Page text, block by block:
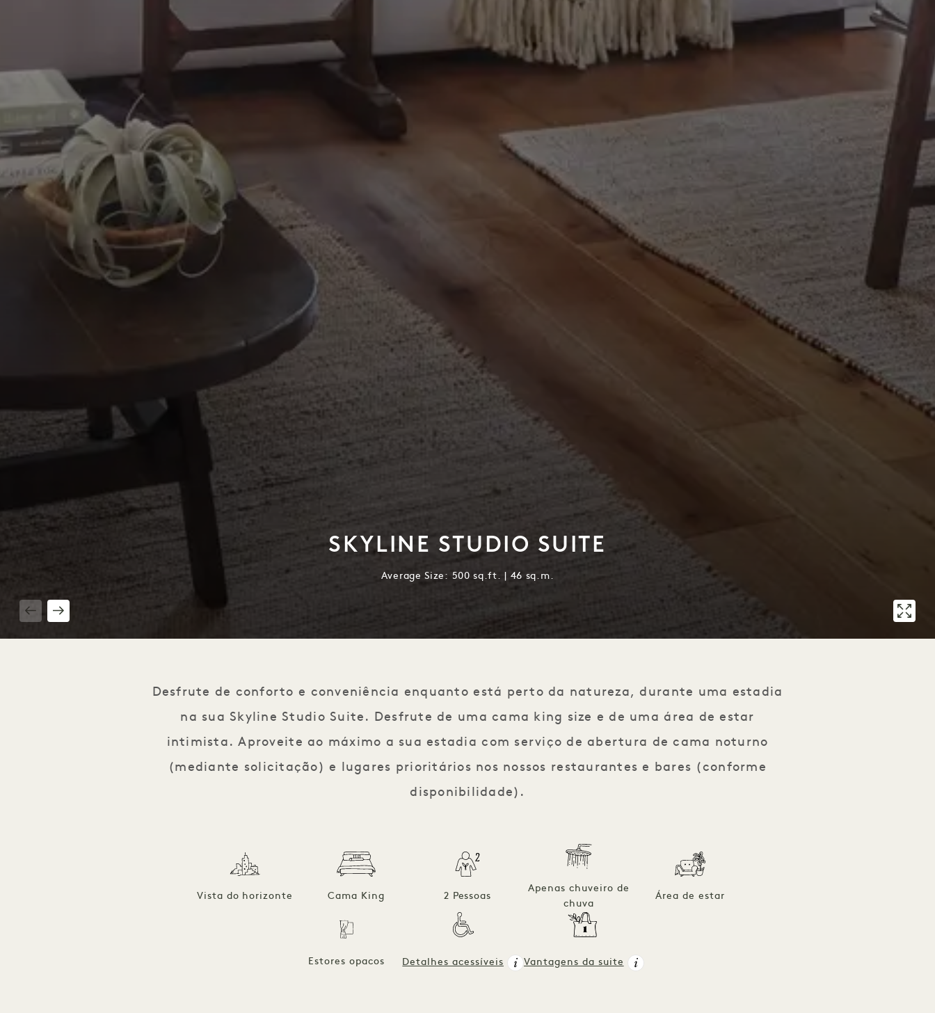
SKYLINE STUDIO SUITE
Average Size: 500 sq.ft. | 46 sq.m.
Desfrute de conforto e conveniência enquanto está perto da natureza, durante uma estadia
na sua Skyline Studio Suite. Desfrute de uma cama king size e de uma área de estar
intimista. Aproveite ao máximo a sua estadia com serviço de abertura de cama noturno
(mediante solicitação) e lugares prioritários nos nossos restaurantes e bares (conforme
disponibilidade).
Vista do horizonte Cama King 2 Pessoas
Apenas chuveiro de
chuva
Área de estar
Estores opacos Detalhes acessíveis Vantagens da suite